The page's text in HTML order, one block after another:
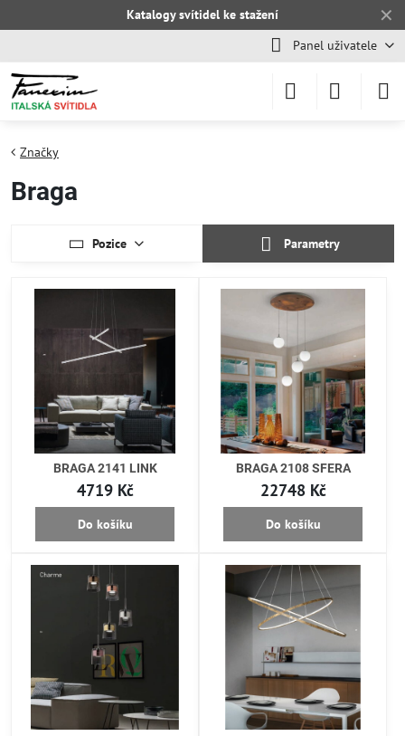
✕
Katalogy svítidel ke stažení
Panel uživatele
Značky
Braga
Pozice Parametry
BRAGA 2141 LINK
4719 Kč
Do košíku
BRAGA 2108 SFERA
22748 Kč
Do košíku